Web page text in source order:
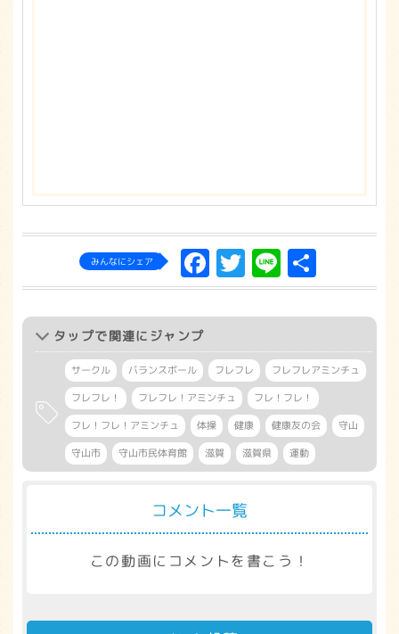
みんなにシェア Facebook
Twitter
Line
有
タップで関連にジャンプ
サークル バランスボール フレフレ
フレフレアミンチュ
フレフレ！
フレフレ！アミンチュ
フレ！フレ！
フレ！フレ！アミンチュ
体操 健康 健康友の会
守山
守山市
守山市民体育館 滋賀 滋賀県 運動
コメント一覧
この動画にコメントを書こう！